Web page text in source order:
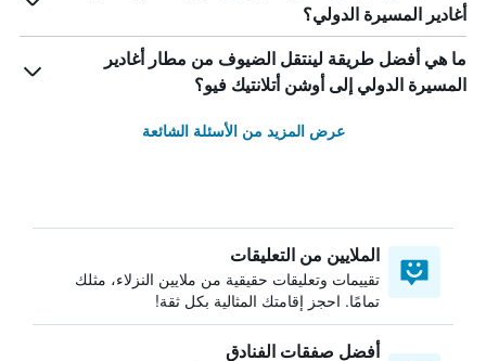
أغادير المسيرة الدولي؟
ما هي أفضل طريقة لينتقل الضيوف من مطار أغادير
المسيرة الدولي إلى أوشن أتلانتيك فيو؟
عرض المزيد من الأسئلة الشائعة
الملايين من التعليقات
تقييمات وتعليقات حقيقية من ملايين النزلاء، مثلك
تمامًا. احجز إقامتك المثالية بكل ثقة!
أفضل صفقات الفنادق